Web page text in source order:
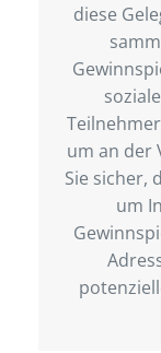
diese
um an der
Sie sicher,
um